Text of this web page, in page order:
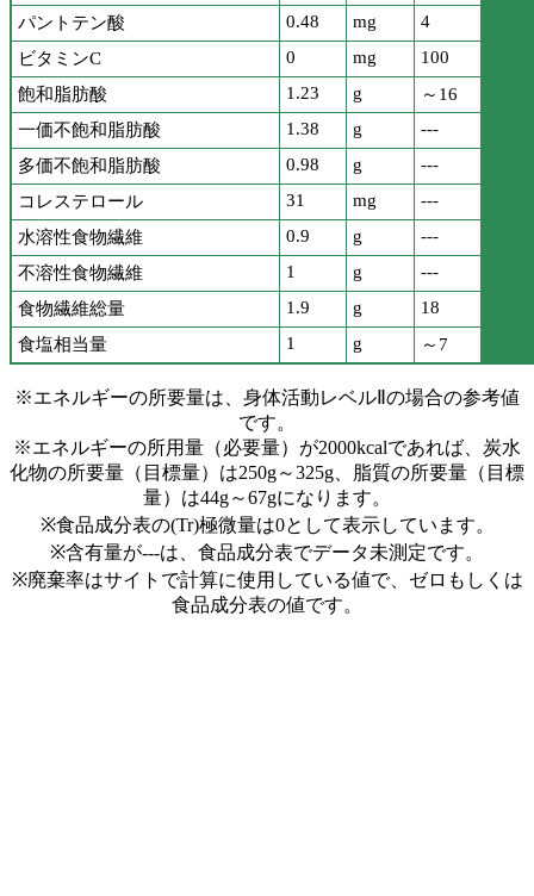
パントテン酸
0.48 mg
4
ビタミンC
0 mg
100
飽和脂肪酸
1.23 g
～16
一価不飽和脂肪酸
1.38 g
---
多価不飽和脂肪酸
0.98 g
---
コレステロール
31 mg
---
水溶性食物繊維
0.9 g
---
不溶性食物繊維
1 g
---
食物繊維総量
1.9 g
18
食塩相当量
1 g ～7
※エネルギーの所要量は、身体活動レベルⅡの場合の参考値
です。
※エネルギーの所用量（必要量）が2000kcalであれば、炭水
化物の所要量（目標量）は250g～325g、脂質の所要量（目標
量）は44g～67gになります。
※食品成分表の(Tr)極微量は0として表示しています。
※含有量が---は、食品成分表でデータ未測定です。
※廃棄率はサイトで計算に使用している値で、ゼロもしくは
食品成分表の値です。